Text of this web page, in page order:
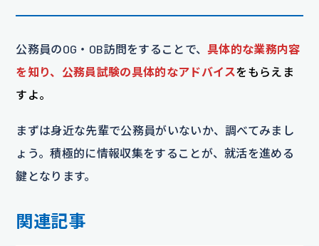
公務員のOG・OB訪問をすることで、具体的な業務内容
を知り、公務員試験の具体的なアドバイスをもらえま
すよ。
まずは身近な先輩で公務員がいないか、調べてみまし
ょう。積極的に情報収集をすることが、就活を進める
鍵となります。
関連記事